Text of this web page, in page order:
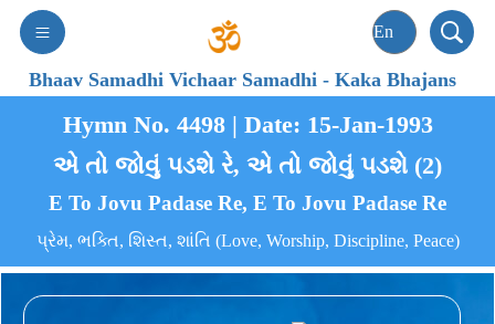
Bhaav Samadhi Vichaar Samadhi-Kaka Bhajans
Hymn No. 4498 | Date: 15-Jan-1993
એ તો જોવું પડશે રે, એ તો જોવું પડશે (2)
E To Jovu Padase Re, E To Jovu Padase Re
પ્રેમ, ભક્તિ, શિસ્ત, શાંતિ (Love, Worship, Discipline, Peace)